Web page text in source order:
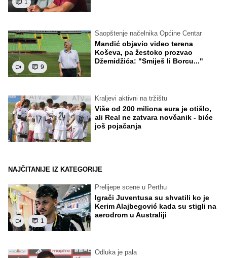
1
9
Saopštenje načelnika Općine Centar
Mandić objavio video terena
Koševa, pa žestoko prozvao
Džemidžića: "Smiješ li Borcu..."
Kraljevi aktivni na tržištu
Više od 200 miliona eura je otišlo,
ali Real ne zatvara novčanik - biće
još pojačanja
NAJČITANIJE IZ KATEGORIJE
1
Prelijepe scene u Perthu
Igrači Juventusa su shvatili ko je
Kerim Alajbegović kada su stigli na
aerodrom u Australiji
Odluka je pala